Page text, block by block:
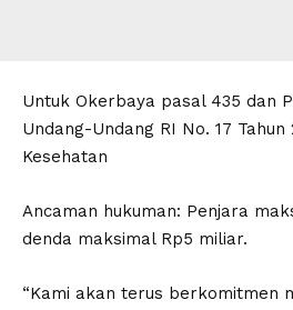
Untuk Okerbaya pasal 435 dan
Undang-Undang RI No. 17
Kesehatan
Ancaman hukuman: Penjara
denda maksimal Rp5 miliar.
“Kami akan terus berkomitmen